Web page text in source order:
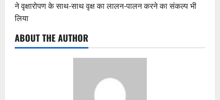
ने वृक्षारोपण के साथ-साथ वृक्ष का लालन-पालन करने का संकल्प भी
लिया
ABOUT THE AUTHOR